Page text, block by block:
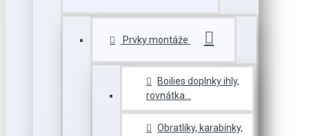
Prvky montáže
Boilies doplnky ihly,
rovnátka...
Obratlíky, karabínky,